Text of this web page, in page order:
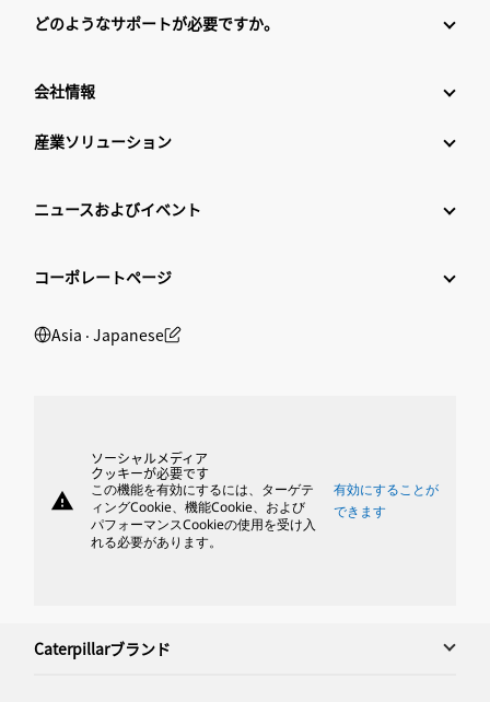
どのようなサポートが必要ですか。
会社情報
産業ソリューション
ニュースおよびイベント
コーポレートページ
Asia ‧ Japanese
warning
ソーシャルメディア
クッキーが必要です
この機能を有効にするには、ターゲテ
ィングCookie、機能Cookie、および
パフォーマンスCookieの使用を受け入
れる必要があります。
有効にすることが
できます
Caterpillarブランド